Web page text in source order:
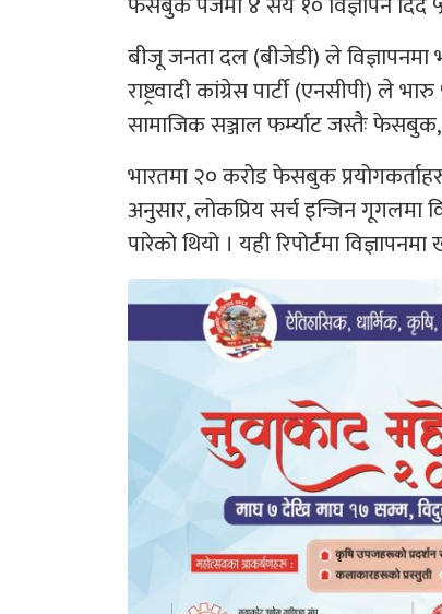
बीजू जनता दल (बीजेडी) ले
राष्ट्रवादी कांग्रेस पार्टी (एनसीपी)
सामाजिक सञ्जाल फर्म्याट जस्तैः
भारतमा २० करोड फेसबुक प्रयोगकर्ताहरु
अनुसार, लोकप्रिय सर्च इन्जिन गूगलमा
पारेकाे थियो । यही रिपोर्टमा